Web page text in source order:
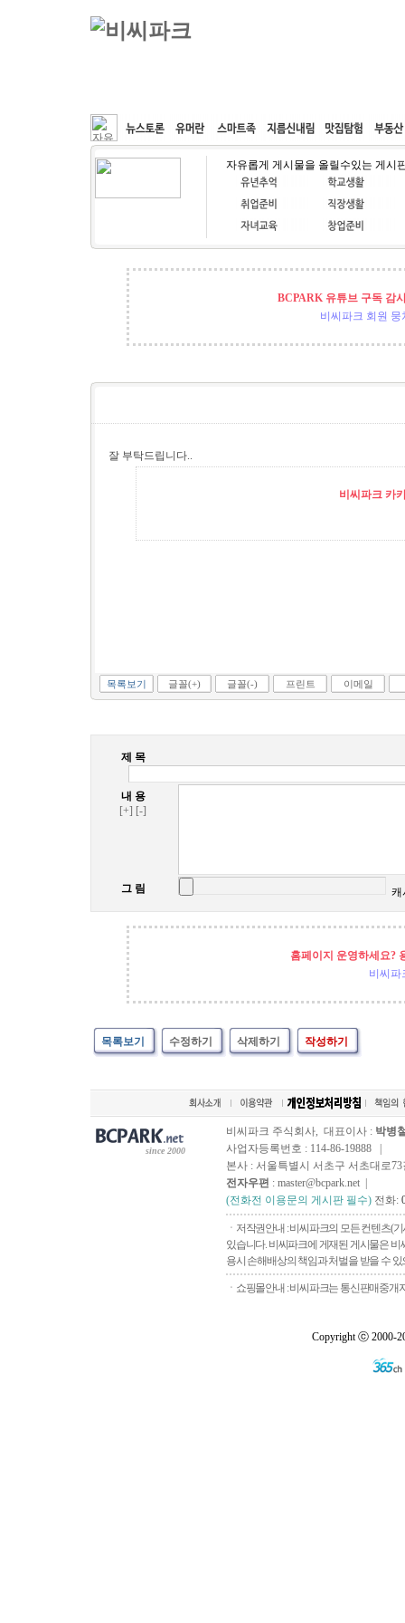
커뮤니티 속도패치 웹호스팅 공동구매
자유롭게 게시물을 올릴수있는 게시
BCPARK 유튜브 구독 감
비씨파크 회원 뭉
잘 부탁드립니다..
비씨파크 카
목록보기 글꼴(+) 글꼴(-) 프린트 이메일
제 목
내 용
[+] [-]
그 림 캐
홈페이지 운영하세요?
비씨파
목록보기 수정하기 삭제하기 작성하기
since 2000
비씨파크 주식회사, 대표이사 : 박병
사업자등록번호 : 114-86-19888 |
본사 : 서울특별시 서초구 서초대로73
전자우편 : master@bcpark.net |
(전화전 이용문의 게시판 필수) 전화:
ㆍ저작권안내 : 비씨파크의 모든 컨텐츠(
있습니다. 비씨파크에 게재된 게시물은
용시 손해배상의 책임과 처벌을 받을 수
ㆍ쇼핑몰안내 : 비씨파크는 통신판매중개
Copyright ⓒ 2000-